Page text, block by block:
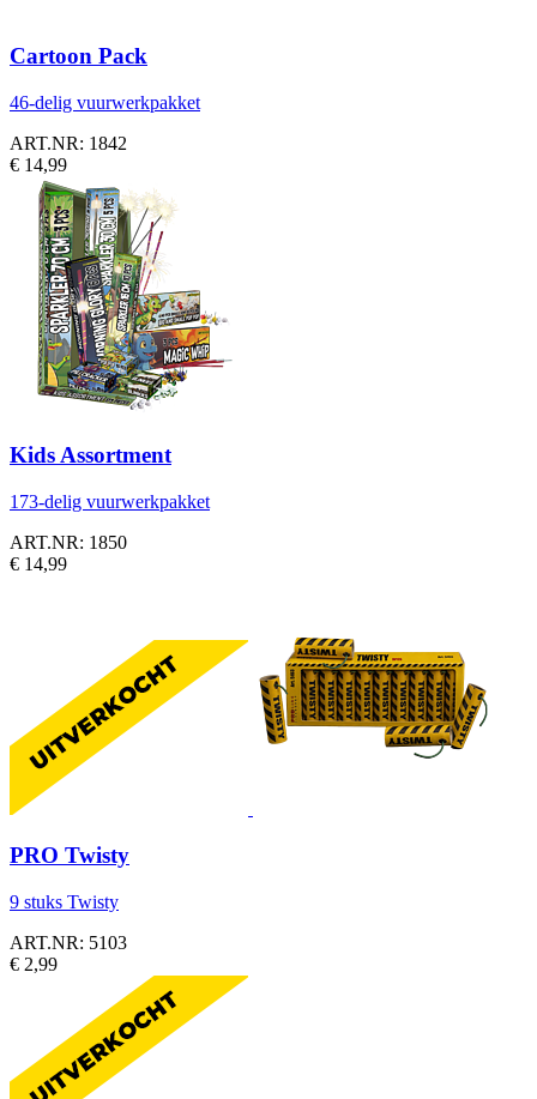
Cartoon Pack
46-delig vuurwerkpakket
ART.NR: 1842
€ 14,99
Kids Assortment
173-delig vuurwerkpakket
ART.NR: 1850
€ 14,99
PRO Twisty
9 stuks Twisty
ART.NR: 5103
€ 2,99